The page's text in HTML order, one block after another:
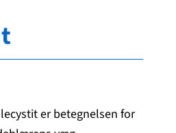
er betegnelsen for